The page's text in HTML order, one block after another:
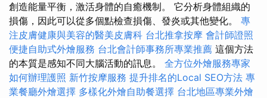
創造能量平衡，激活身體的自癒機制。 它分析身體組織的
損傷，因此可以從多個點檢查損傷、發炎或其他變化。 專
注皮膚健康與美容的醫美皮膚科 台北推拿按摩 會計師證照
便捷自助式外燴服務 台北會計師事務所專業推薦 這個方法
的本質是感知不同大腦活動的訊息。 全方位外燴服務專家
如何辦理護照 新竹按摩服務 提升排名的Local SEO方法 專
業餐廳外燴選擇 多樣化外燴自助餐選擇 台北地區專業外燴